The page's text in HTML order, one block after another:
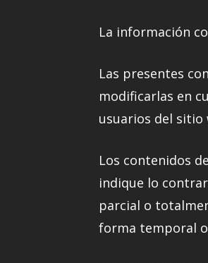
La información
Las presentes
modificarlas en
usuarios del sitio
Los contenidos
indique lo
parcial o
forma temporal